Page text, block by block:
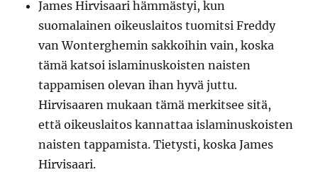
James Hirvisaari hämmästyi, kun
suomalainen oikeuslaitos tuomitsi Freddy
van Wonterghemin sakkoihin vain, koska
tämä katsoi islaminuskoisten naisten
tappamisen olevan ihan hyvä juttu.
Hirvisaaren mukaan tämä merkitsee sitä,
että oikeuslaitos kannattaa islaminuskoisten
naisten tappamista. Tietysti, koska James
Hirvisaari.